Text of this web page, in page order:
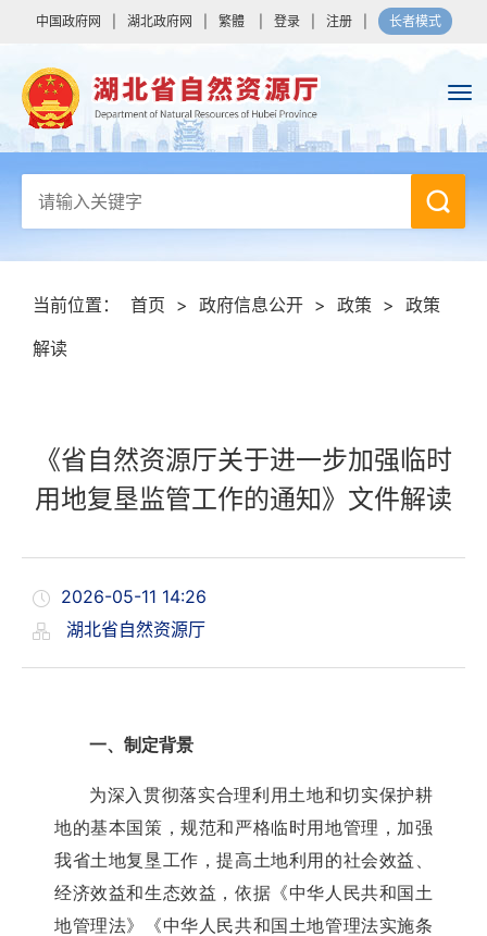
中国政府网 湖北政府网 繁體 登录 注册 长者模式
当前位置： 首页 > 政府信息公开 > 政策 > 政策
解读
《省自然资源厅关于进一步加强临时
用地复垦监管工作的通知》文件解读
2026-05-11 14:26
湖北省自然资源厅
一、 制定背景
为深入贯彻落实合理利用土地和切实保护耕
地的基本国策，规范和严格临时用地管理，加强
我省土地复垦工作，提高土地利用的社会效益、
经济效益和生态效益，依据《中华人民共和国土
地管理法》《中华人民共和国土地管理法实施条